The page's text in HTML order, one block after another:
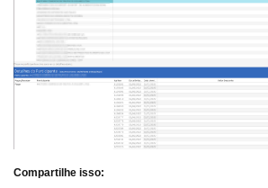
Compartilhe isso: